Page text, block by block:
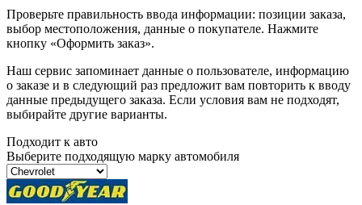
Проверьте правильность ввода информации: позиции заказа,
выбор местоположения, данные о покупателе. Нажмите
кнопку «Оформить заказ».
Наш сервис запоминает данные о пользователе, информацию
о заказе и в следующий раз предложит вам повторить к вводу
данные предыдущего заказа. Если условия вам не подходят,
выбирайте другие варианты.
Подходит к авто
Выберите подходящую марку автомобиля